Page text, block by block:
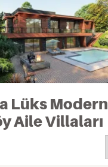
Lüks Modern
Aile Villaları